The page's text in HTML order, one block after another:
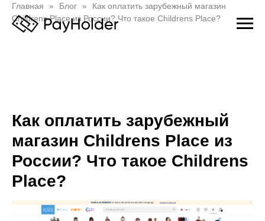
Главная Блог
Как оплатить зарубежный магазин
Childrens Place из России? Что такое Childrens Place?
Как оплатить зарубежный
магазин Childrens Place из
России? Что такое Childrens
Place?